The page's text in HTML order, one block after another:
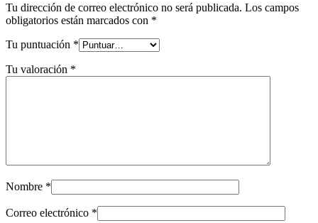
Tu dirección de correo electrónico no será publicada. Los campos
obligatorios están marcados con *
Tu puntuación *
Tu valoración *
Nombre *
Correo electrónico *